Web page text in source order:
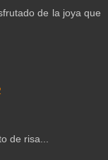
de la joya que
de risa...